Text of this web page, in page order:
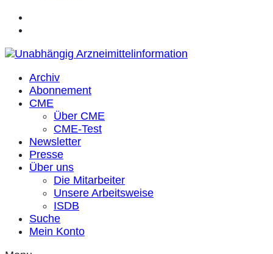
Archiv
Abonnement
CME
Über CME
CME-Test
Newsletter
Presse
Über uns
Die Mitarbeiter
Unsere Arbeitsweise
ISDB
Suche
Mein Konto